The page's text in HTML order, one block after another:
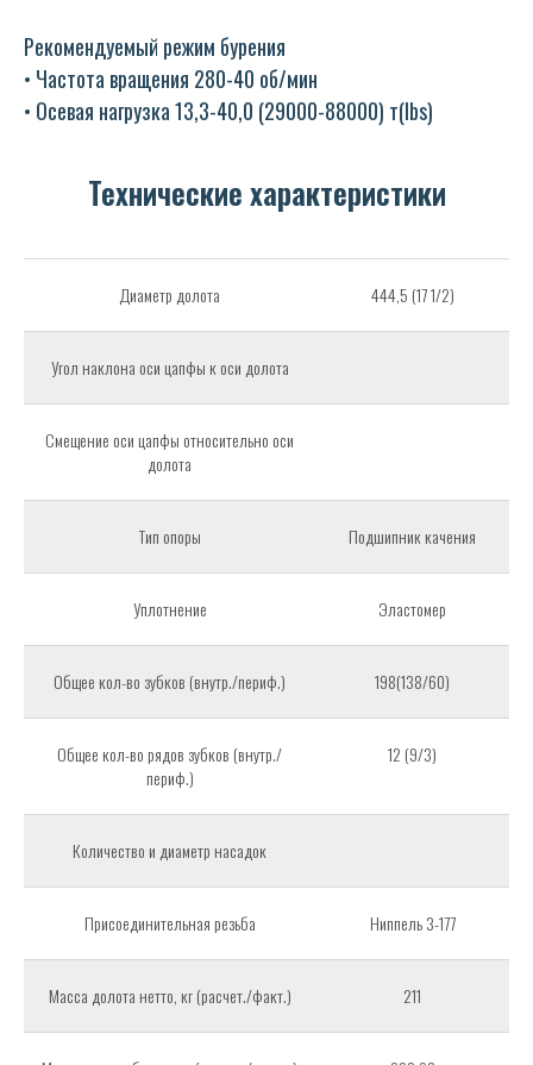
Рекомендуемый режим бурения
• Частота вращения 280-40 об/мин
• Осевая нагрузка 13,3-40,0 (29000-88000) т(lbs)
Технические характеристики
Диаметр долота 444,5 (17 1/2)
Угол наклона оси цапфы к оси долота
Смещение оси цапфы относительно оси
долота
Тип опоры Подшипник качения
Уплотнение Эластомер
Общее кол-во зубков (внутр./периф.) 198(138/60)
Общее кол-во рядов зубков (внутр./
периф.)
12 (9/3)
Количество и диаметр насадок
Присоединительная резьба Ниппель 3-177
Масса долота нетто, кг (расчет./факт.) 211